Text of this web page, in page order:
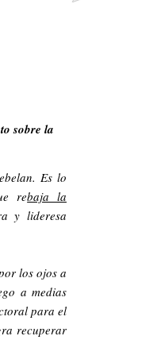
sobre la
Es lo
rebaja la
y lideresa
los ojos a
a medias
para el
recuperar